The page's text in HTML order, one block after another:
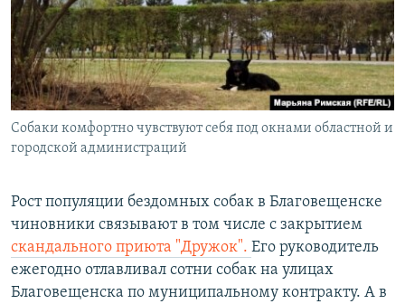
Собаки комфортно чувствуют себя под окнами областной и
городской администраций
Рост популяции бездомных собак в Благовещенске
чиновники связывают в том числе с закрытием
скандального приюта "Дружок". Его руководитель
ежегодно отлавливал сотни собак на улицах
Благовещенска по муниципальному контракту. А в